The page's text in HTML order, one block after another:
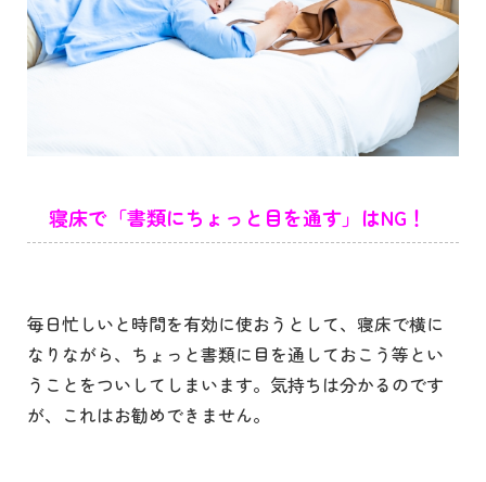
寝床で「書類にちょっと目を通す」はNG！
毎日忙しいと時間を有効に使おうとして、寝床で横に
なりながら、ちょっと書類に目を通しておこう等とい
うことをついしてしまいます。気持ちは分かるのです
が、これはお勧めできません。